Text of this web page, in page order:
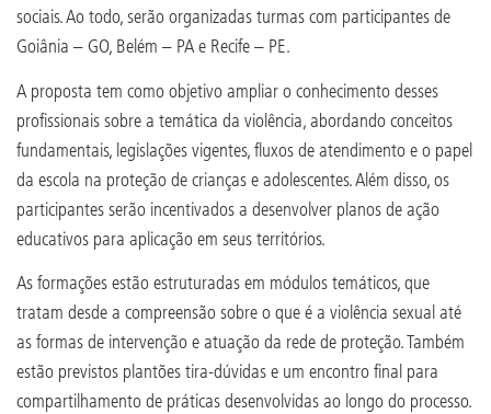
sociais. Ao todo, serão organizadas turmas com participantes de
Goiânia – GO, Belém – PA e Recife – PE.
A proposta tem como objetivo ampliar o conhecimento desses
profissionais sobre a temática da violência, abordando conceitos
fundamentais, legislações vigentes, fluxos de atendimento e o papel
da escola na proteção de crianças e adolescentes. Além disso, os
participantes serão incentivados a desenvolver planos de ação
educativos para aplicação em seus territórios.
As formações estão estruturadas em módulos temáticos, que
tratam desde a compreensão sobre o que é a violência sexual até
as formas de intervenção e atuação da rede de proteção. Também
estão previstos plantões tira-dúvidas e um encontro final para
compartilhamento de práticas desenvolvidas ao longo do processo.